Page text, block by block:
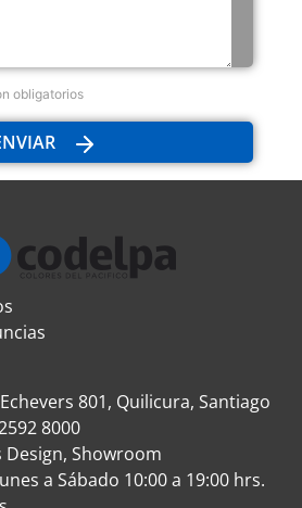
obligatorios
801, Quilicura, Santiago
8000
Design, Showroom
a Sábado 10:00 a 19:00 hrs.